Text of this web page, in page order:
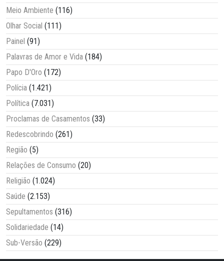
Meio Ambiente (116)
Olhar Social (111)
Painel (91)
Palavras de Amor e Vida (184)
Papo D'Oro (172)
Polícia (1.421)
Política (7.031)
Proclamas de Casamentos (33)
Redescobrindo (261)
Região (5)
Relações de Consumo (20)
Religião (1.024)
Saúde (2.153)
Sepultamentos (316)
Solidariedade (14)
Sub-Versão (229)